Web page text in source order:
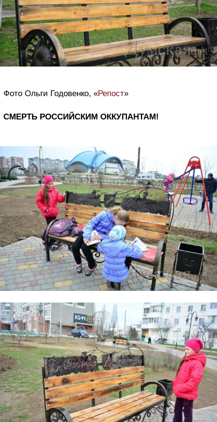
Фото Ольги Годовенко, «Репост»
СМЕРТЬ РОССИЙСКИМ ОККУПАНТАМ!